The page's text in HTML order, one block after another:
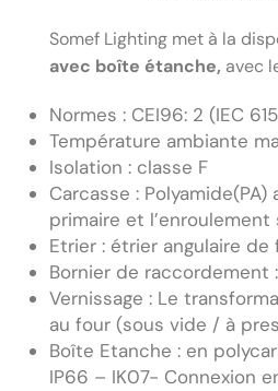
Somef Lighting met à la
avec boîte étanche, avec
Normes : CEI96: 2 (IEC
Température ambiante
Isolation : classe F
Carcasse :
primaire et l’enroulement
Etrier : étrier angulaire
Bornier de raccordement
Vernissage : Le
au four (sous vide / à
Boîte Etanche : en
IP66 – IK07- Connexion